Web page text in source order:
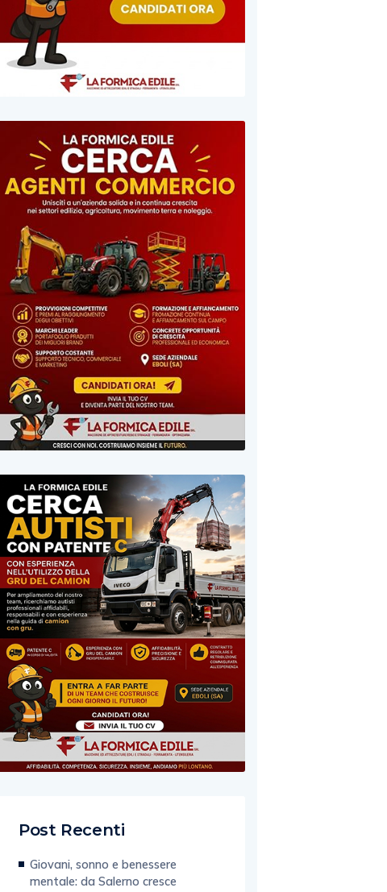
Post Recenti
Giovani, sonno e benessere
mentale: da Salerno cresce